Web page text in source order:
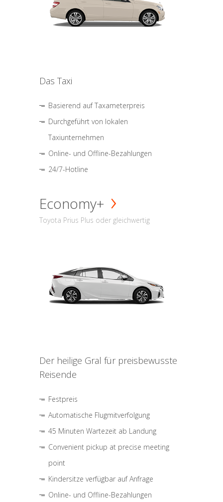
Das Taxi
Basierend auf Taxameterpreis
Durchgeführt von lokalen
Taxiunternehmen
Online- und Offline-Bezahlungen
24/7-Hotline
Economy+
Toyota Prius Plus oder gleichwertig
Der heilige Gral für preisbewusste
Reisende
Festpreis
Automatische Flugmitverfolgung
45 Minuten Wartezeit ab Landung
Convenient pickup at precise meeting
point
Kindersitze verfügbar auf Anfrage
Online- und Offline-Bezahlungen